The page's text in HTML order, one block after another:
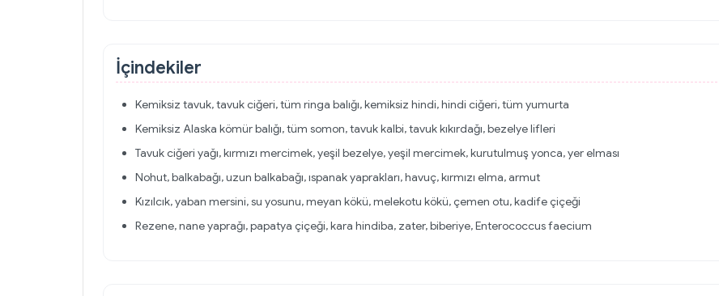
İçindekiler
Kemiksiz tavuk, tavuk ciğeri, tüm ringa balığı, kemiksiz hindi, hindi ciğeri, tüm yumurta
Kemiksiz Alaska kömür balığı, tüm somon, tavuk kalbi, tavuk kıkırdağı, bezelye lifleri
Tavuk ciğeri yağı, kırmızı mercimek, yeşil bezelye, yeşil mercimek, kurutulmuş yonca, yer elması
Nohut, balkabağı, uzun balkabağı, ıspanak yaprakları, havuç, kırmızı elma, armut
Kızılcık, yaban mersini, su yosunu, meyan kökü, melekotu kökü, çemen otu, kadife çiçeği
Rezene, nane yaprağı, papatya çiçeği, kara hindiba, zater, biberiye, Enterococcus faecium